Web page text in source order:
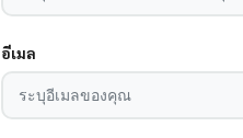
อีเมล